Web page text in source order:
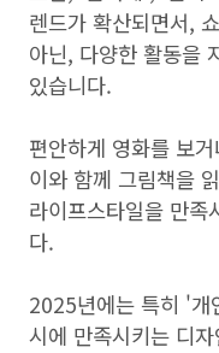
렌드가 확산되면서,
아닌, 다양한 활동을
있습니다.
편안하게 영화를 보
이와 함께 그림책을
라이프스타일을 만족
다.
2025년에는 특히 '개
시에 만족시키는 디